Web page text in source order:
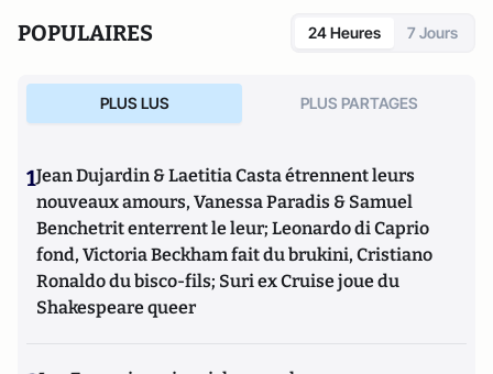
POPULAIRES 24 Heures 7 Jours
PLUS LUS PLUS PARTAGES
1Jean Dujardin & Laetitia Casta étrennent leurs
nouveaux amours, Vanessa Paradis & Samuel
Benchetrit enterrent le leur; Leonardo di Caprio
fond, Victoria Beckham fait du brukini, Cristiano
Ronaldo du bisco-fils; Suri ex Cruise joue du
Shakespeare queer